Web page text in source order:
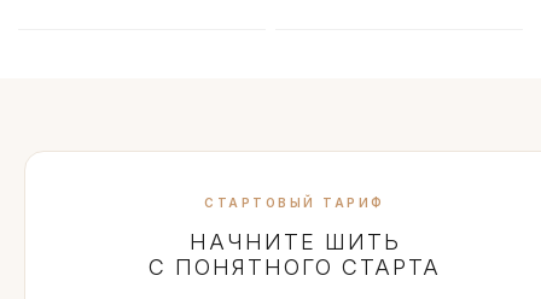
СТАРТОВЫЙ ТАРИФ
НАЧНИТЕ ШИТЬ
С ПОНЯТНОГО СТАРТА